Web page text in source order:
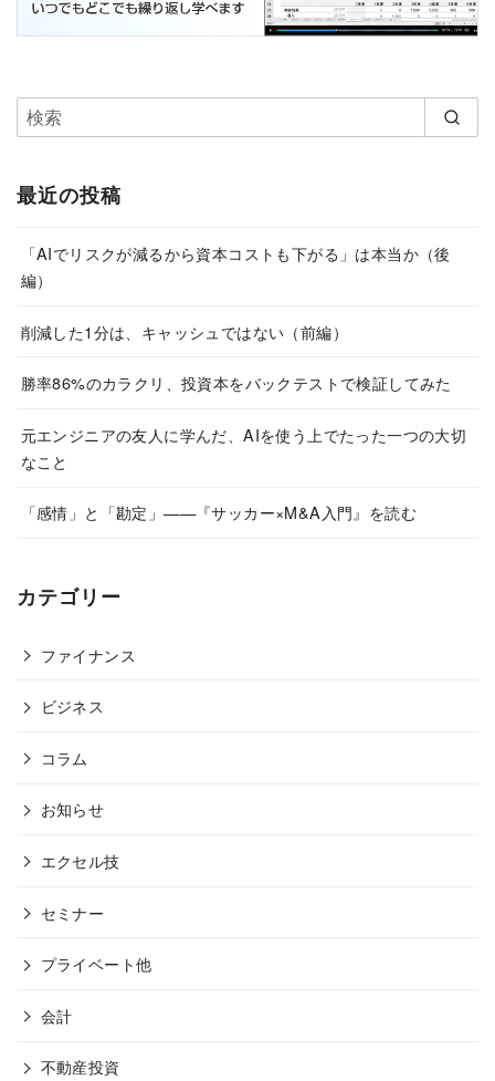
最近の投稿
「AIでリスクが減るから資本コストも下がる」は本当か（後
編）
削減した1分は、キャッシュではない（前編）
勝率86%のカラクリ、投資本をバックテストで検証してみた
元エンジニアの友人に学んだ、AIを使う上でたった一つの大切
なこと
「感情」と「勘定」——『サッカー×M&A入門』を読む
カテゴリー
ファイナンス
ビジネス
コラム
お知らせ
エクセル技
セミナー
プライベート他
会計
不動産投資